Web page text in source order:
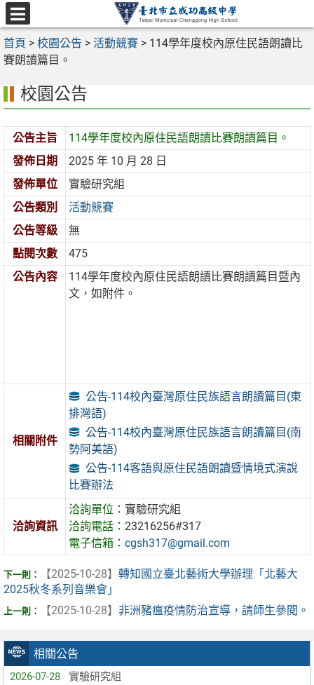
跳
至
主
要
區
選
單
首頁 > 校園公告 > 活動競賽 > 114學年度校內原住民語朗讀比
賽朗讀篇目。
相關公告
2026-07-28 實驗研究組
校園公告
公告主旨
114學年度校內原住民語朗讀比賽朗讀篇目。
發佈日期
2025 年 10 月 28 日
發佈單位
實驗研究組
公告類別
活動競賽
公告等級
無
點閱次數
475
公告內容
114學年度校內原住民語朗讀比賽朗讀篇目暨內
文，如附件。
相關附件
公告-114校內臺灣原住民族語言朗讀篇目(東
排灣語)
公告-114校內臺灣原住民族語言朗讀篇目(南
勢阿美語)
公告-114客語與原住民語朗讀暨情境式演說
比賽辦法
洽詢資訊
洽詢單位：實驗研究組
洽詢電話：23216256#317
電子信箱：cgsh317@gmail.com
【2025-10-28】 轉知國立臺北藝術大學辦理「北藝大
2025秋冬系列音樂會」
【2025-10-28】 非洲豬瘟疫情防治宣導，請師生參閱。